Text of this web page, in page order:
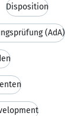
Disposition
(AdA)